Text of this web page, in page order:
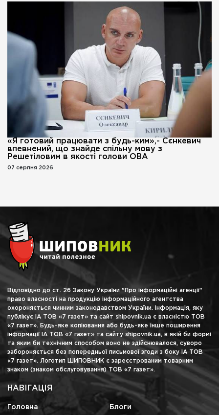
«Я готовий працювати з будь-ким»,- Сєнкевич
впевнений, що знайде спільну мову з
Решетіловим в якості голови ОВА
07 серпня 2026
Відповідно до ст. 26 Закону України "Про інформаційні агенції"
право власності на продукцію інформаційного агентства
охороняється чинним законодавством України. Інформація, яку
публікує ІА ТОВ «7 газет» та сайт shipovnik.ua є власністю ТОВ
«7 газет». Будь-яке копіювання або будь-яке інше поширення
інформації ІА ТОВ «7 газет» та сайту shipovnik.ua, в якій би формі
та яким би технічним способом воно не здійснювалося, суворо
забороняється без попередньої письмової згоди з боку ІА ТОВ
«7 газет». Логотип ШИПОВНИК є зареєстрованим товарним
знаком (знаком обслуговування) ТОВ «7 газет».
НАВІГАЦІЯ
Головна Блоги